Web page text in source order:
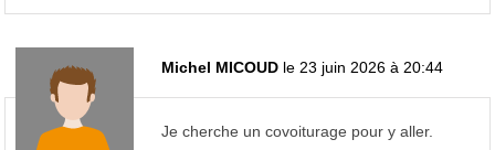
Michel MICOUD le 23 juin 2026 à 20:44
Je cherche un covoiturage pour y aller.